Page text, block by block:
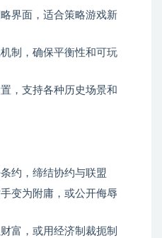
界面，适合策略游戏新
制，确保平衡性和可玩
，支持各种历史场景和
约，缔结协约与联盟
变为附庸，或公开侮辱
富，或用经济制裁扼制